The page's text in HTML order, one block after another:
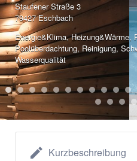
Staufener Straße 3
79427 Eschbach
Energie&Klima,Heizung&Wärme,
Poolüberdachtung, Reinigung,
Wasserqualität
Kurzbeschreibung